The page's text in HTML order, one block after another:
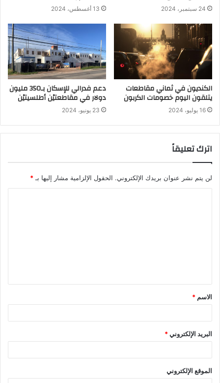
24 سبتمبر، 2024 13 أغسطس، 2024
الكنديون في ثماني مقاطعات
يتلقون اليوم خصومات الكربون
16 يوليو، 2024
دعم فدرالي للإسكان بـ350 مليون
دولار في مقاطعتيْن أطلسيتيْن
23 يونيو، 2024
اترك تعليقاً
لن يتم نشر عنوان بريدك الإلكتروني. الحقول الإلزامية مشار إليها بـ *
الاسم *
البريد الإلكتروني*
الموقع الإلكتروني